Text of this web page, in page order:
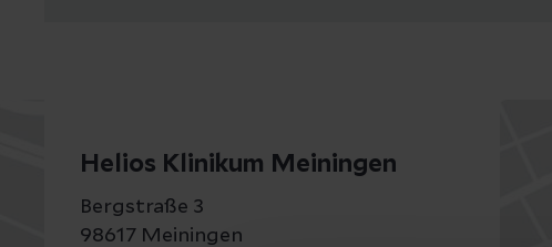
Helios Klinikum Meiningen
Bergstraße 3
98617 Meiningen